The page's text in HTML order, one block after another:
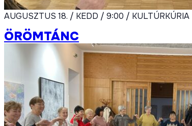
AUGUSZTUS 18. / KEDD / 9:00 / KULTÚRKÚRIA
ÖRÖMTÁNC